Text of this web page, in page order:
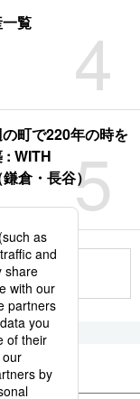
4
覧
5
町で220年の時を
: WITH
倉・長谷）